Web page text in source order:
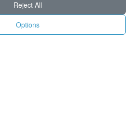
Reject All
Options